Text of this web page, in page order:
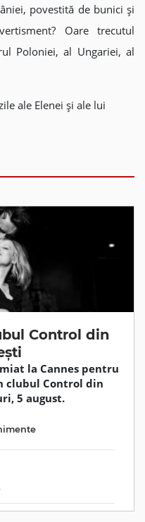
povestită de bunici și
Oare trecutul
Poloniei, al Ungariei, al
ale Elenei și ale lui
Control din
la Cannes pentru
clubul Control din
5 august.